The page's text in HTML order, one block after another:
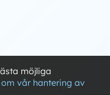
möjliga
vår hantering av